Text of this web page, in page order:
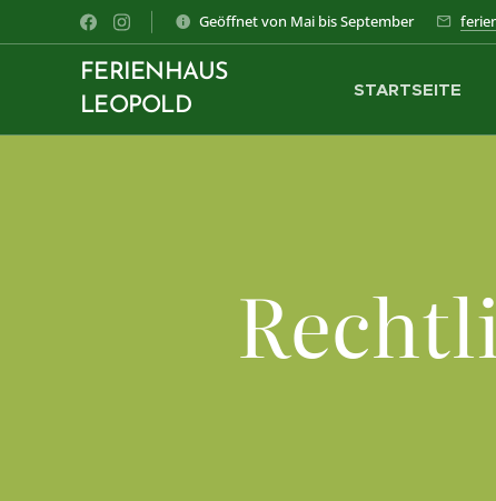
Geöffnet von Mai bis September
FERIENHAUS
LEOPOLD
STARTSEITE